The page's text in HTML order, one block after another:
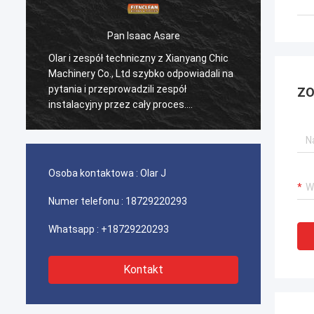
Pan Isaac Asare
Olar i zespół techniczny z Xianyang Chic
Machinery Co., Ltd szybko odpowiadali na
pytania i przeprowadzili zespół
instalacyjny przez cały proces.
Ostatecznie maszyna działa bez zarzutu
i
Osoba kontaktowa : Olar J
Numer telefonu : 18729220293
Whatsapp : +18729220293
Kontakt